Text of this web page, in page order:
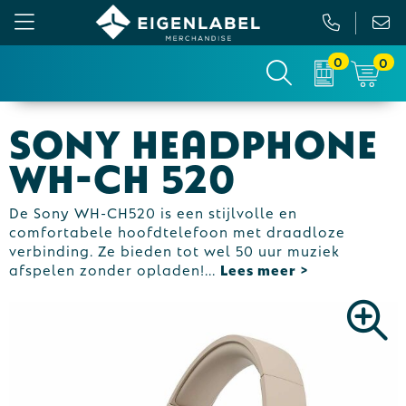
Gezichtsmaskers en mondkapjes
Werkkleding
Sportkleding & Teamwear
T-Shirts
Sweaters
Relatiepakketten
Tassen
Anti-stress
Bidons en Sportflessen
Elektronica, Gadgets en USB
Huis, Tuin en Keuken
Custom made picknickkleed
Custom made sokken
Sportkratten & bidons
Custom-made paraplu
Custom-made hesjes
Custom-made feestartikelen
Custom-made riemen
Binnenreclame
Buitenreclame
Vlaggen
Beurs & Presentatie
Drukwerk
0 0
Sony Headphone
WH-CH 520
De Sony WH-CH520 is een stijlvolle en
comfortabele hoofdtelefoon met draadloze
verbinding. Ze bieden tot wel 50 uur muziek
afspelen zonder opladen!